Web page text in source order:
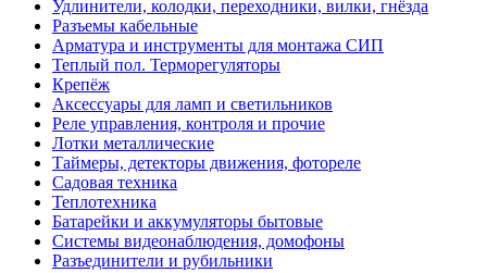
Удлинители, колодки, переходники, вилки, гнёзда
Разъемы кабельные
Арматура и инструменты для монтажа СИП
Теплый пол. Терморегуляторы
Крепёж
Аксессуары для ламп и светильников
Реле управления, контроля и прочие
Лотки металлические
Таймеры, детекторы движения, фотореле
Садовая техника
Теплотехника
Батарейки и аккумуляторы бытовые
Системы видеонаблюдения, домофоны
Разъединители и рубильники